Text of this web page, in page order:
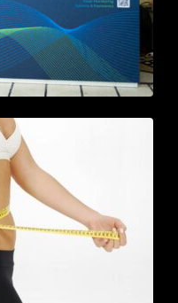
generează o scădere
la 22,6% la femei în
și reduce la jumătate